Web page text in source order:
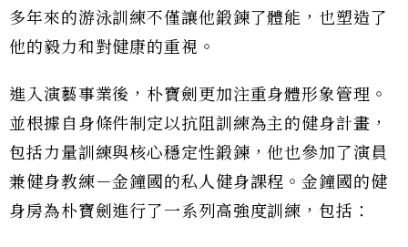
多年來的游泳訓練不僅讓他鍛鍊了體能，也塑造了
他的毅力和對健康的重視。
進入演藝事業後，朴寶劍更加注重身體形象管理。
並根據自身條件制定以抗阻訓練為主的健身計畫，
包括力量訓練與核心穩定性鍛鍊，他也參加了演員
兼健身教練－金鐘國的私人健身課程。金鐘國的健
身房為朴寶劍進行了一系列高強度訓練，包括：